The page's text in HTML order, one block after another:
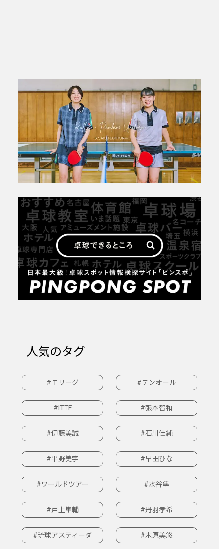
人気のタグ
#Ｔリーグ #テンオール
#ITTF #張本智和
#伊藤美誠 #石川佳純
#平野美宇 #早田ひな
#ワールドツアー #水谷隼
#戸上隼輔 #丹羽孝希
#琉球アスティーダ #木原美悠